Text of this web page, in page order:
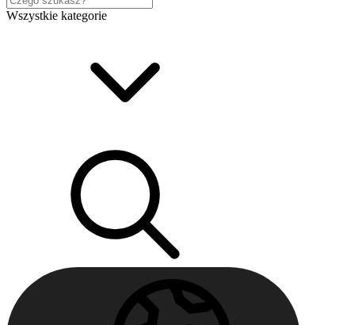
Wszystkie kategorie